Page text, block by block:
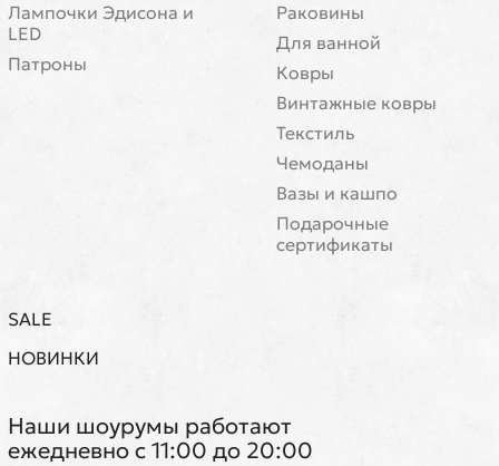
Лампочки Эдисона и
LED
Патроны
Раковины
Для ванной
Ковры
Винтажные ковры
Текстиль
Чемоданы
Вазы и кашпо
Подарочные
сертификаты
SALE
НОВИНКИ
Наши шоурумы работают
ежедневно с 11:00 до 20:00